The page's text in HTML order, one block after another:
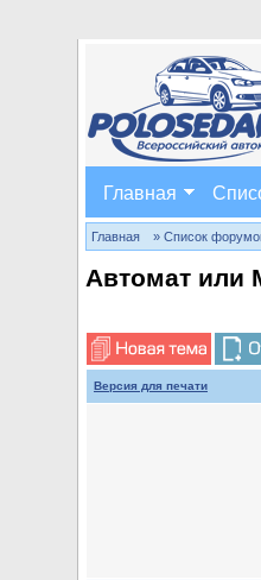
Главная
Главная » Список
Автомат или
Версия для печати